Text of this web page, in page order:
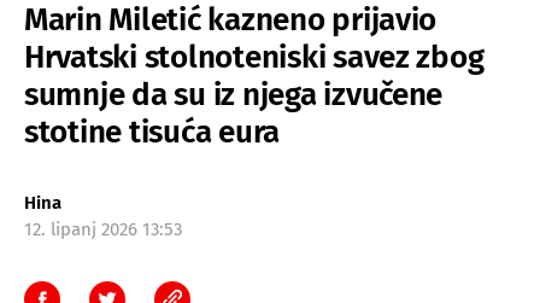
Marin Miletić kazneno prijavio
Hrvatski stolnoteniski savez zbog
sumnje da su iz njega izvučene
stotine tisuća eura
Hina
12. lipanj 2026 13:53